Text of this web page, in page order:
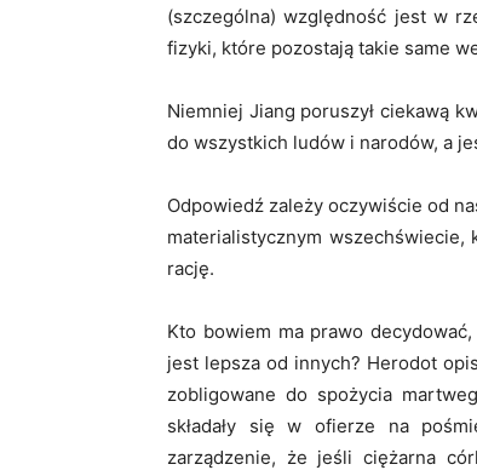
(szczególna) względność jest w
fizyki, które pozostają takie same
Niemniej Jiang poruszył ciekawą
do wszystkich ludów i narodów, a
Odpowiedź zależy oczywiście od
materialistycznym
rację.
Kto bowiem ma prawo
jest lepsza od innych? Herodot
zobligowane do spożycia
składały się w ofierze na
zarządzenie, że jeśli ciężarna